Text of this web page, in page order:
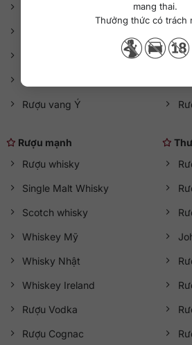
mang thai.
Thưởng thức có trách
Sâm panh (Champage)
Rượu vang Ý
Rượu mạnh
Rượu whisky
Single Malt Whisky
Scotch whisky
Whiskey Mỹ
Whisky Nhật
Whiskey Ireland
Rượu Vodka
Rượu Cognac